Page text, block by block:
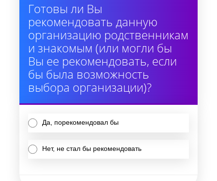
Готовы ли Вы
рекомендовать данную
организацию родственникам
и знакомым (или могли бы
Вы ее рекомендовать, если
бы была возможность
выбора организации)?
Да, порекомендовал бы
Нет, не стал бы рекомендовать